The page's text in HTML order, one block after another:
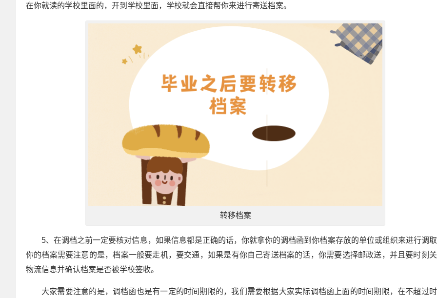
在你就读的学校里面的，开到学校里面，学校就会直接帮你来进行寄送档案。
转移档案
5、在调档之前一定要核对信息，如果信息都是正确的话，你就拿你的调档函到你档案存放的单位或组织来进行调
你的档案需要注意的是，档案一般要走机，要交通，如果是有你自己寄送档案的话，你需要选择邮政送，并且要时刻
物流信息并确认档案是否被学校签收。
大家需要注意的是，调档函也是有一定的时间期限的，我们需要根据大家实际调档函上面的时间期限，在不超过